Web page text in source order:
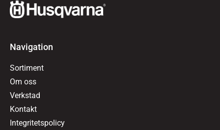
Navigation
Sortiment
Om oss
Verkstad
Kontakt
Integritetspolicy